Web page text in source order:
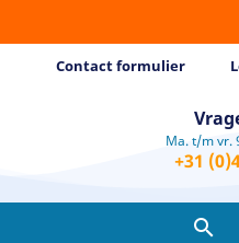
Contact formulier
Ma. t/m vr.
+31
